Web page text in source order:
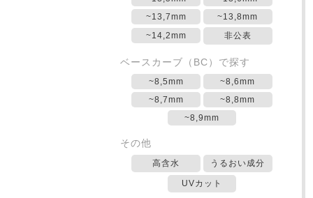
~13,7mm
~13,8mm
~14,2mm
非公表
ベースカーブ（BC）で探す
~8,5mm
~8,6mm
~8,7mm
~8,8mm
~8,9mm
その他
高含水 うるおい成分
UVカット